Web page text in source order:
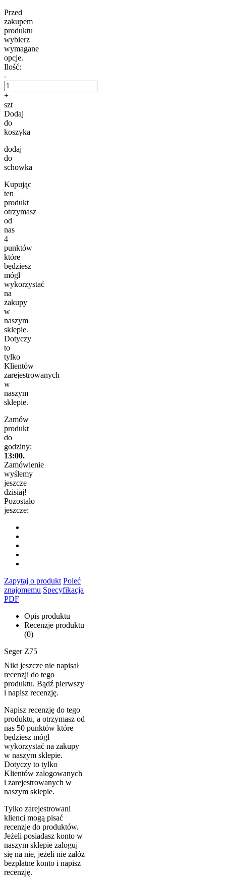
Przed
zakupem
produktu
wybierz
wymagane
opcje.
Ilość:
-
+
szt
Dodaj
do
koszyka
dodaj
do
schowka
Kupując
ten
produkt
otrzymasz
od
nas
4
punktów
które
będziesz
mógł
wykorzystać
na
zakupy
w
naszym
sklepie.
Dotyczy
to
tylko
Klientów
zarejestrowanych
w
naszym
sklepie.
Zamów
produkt
do
godziny:
13:00.
Zamówienie
wyślemy
jeszcze
dzisiaj!
Pozostało
jeszcze:
Zapytaj o produkt Poleć
znajomemu Specyfikacja
PDF
Opis produktu
Recenzje produktu
(0)
Seger Z75
Nikt jeszcze nie napisał
recenzji do tego
produktu. Bądź pierwszy
i napisz recenzję.
Napisz recenzję do tego
produktu, a otrzymasz od
nas 50 punktów które
będziesz mógł
wykorzystać na zakupy
w naszym sklepie.
Dotyczy to tylko
Klientów zalogowanych
i zarejestrowanych w
naszym sklepie.
Tylko zarejestrowani
klienci mogą pisać
recenzje do produktów.
Jeżeli posiadasz konto w
naszym sklepie zaloguj
się na nie, jeżeli nie załóż
bezpłatne konto i napisz
recenzję.